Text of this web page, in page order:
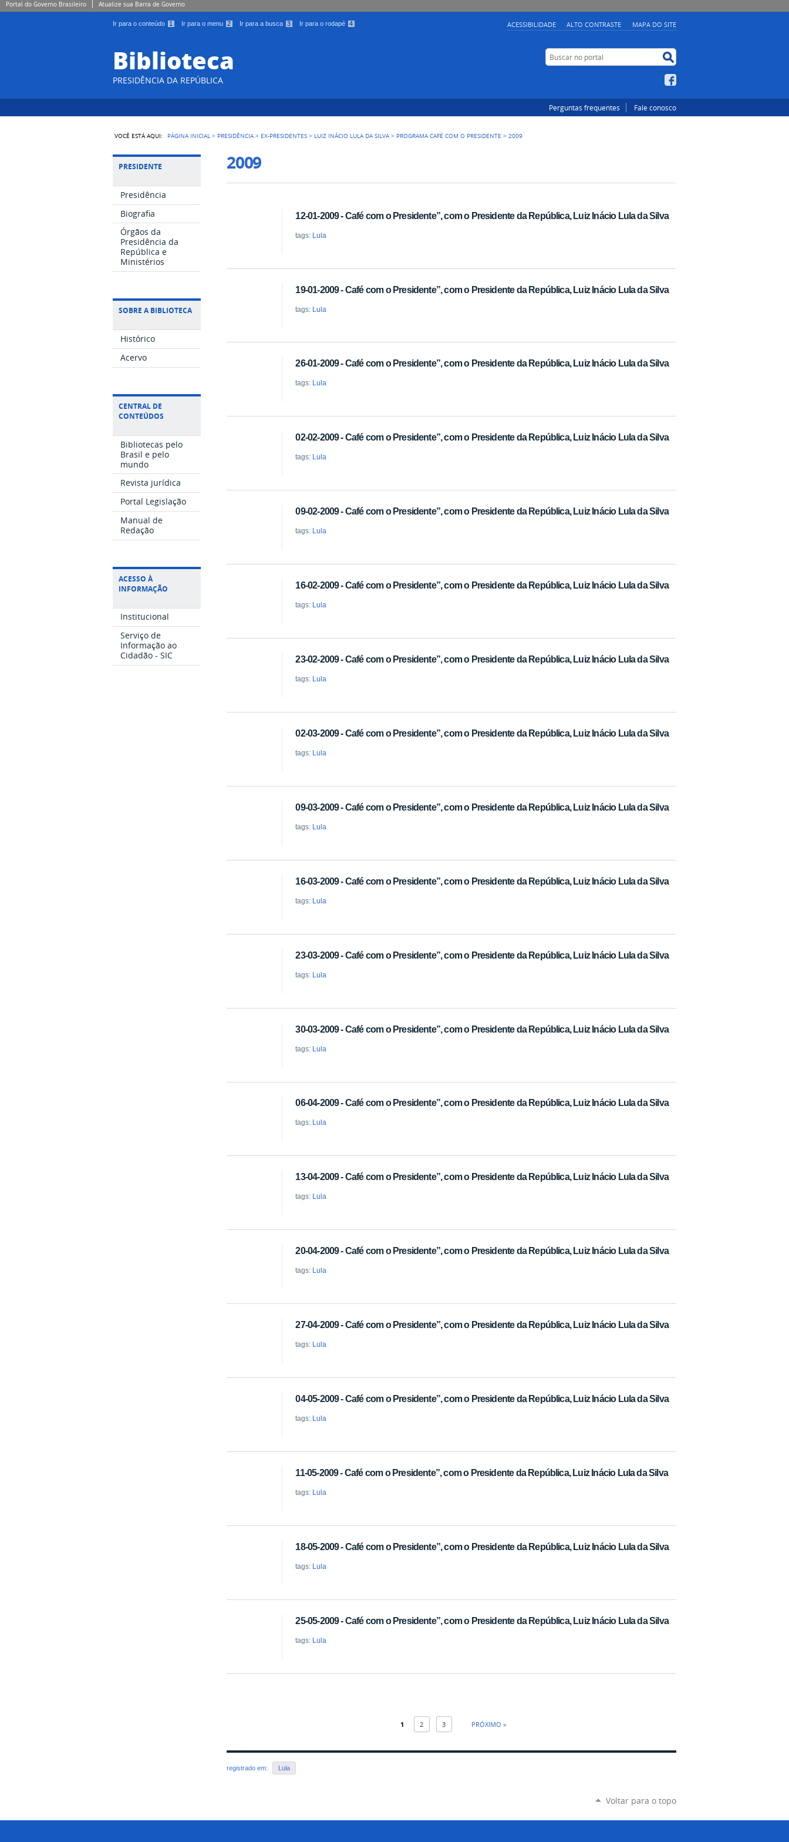
Portal do Governo Brasileiro Atualize sua Barra de Governo
Ir para o conteúdo 1 Ir para o menu 2 Ir para a busca 3 Ir para o rodapé 4 ACESSIBILIDADE ALTO CONTRASTE MAPA DO SITE
Biblioteca
PRESIDÊNCIA DA REPÚBLICA
Buscar no portal
Perguntas frequentes Fale conosco
VOCÊ ESTÁ AQUI: PÁGINA INICIAL > PRESIDÊNCIA > EX-PRESIDENTES > LUIZ INÁCIO LULA DA SILVA > PROGRAMA CAFÉ COM O PRESIDENTE >2009
PRESIDENTE
Presidência
Biografia
Órgãos da
Presidência da
República e
Ministérios
SOBRE A BIBLIOTECA
Histórico
Acervo
CENTRAL DE
CONTEÚDOS
Bibliotecas pelo
Brasil e pelo
mundo
Revista jurídica
Portal Legislação
Manual de
Redação
ACESSO À
INFORMAÇÃO
Institucional
Serviço de
Informação ao
Cidadão - SIC
2009
12-01-2009 - Café com o Presidente”, com o Presidente da República, Luiz Inácio Lula da Silva
tags: Lula
19-01-2009 - Café com o Presidente”, com o Presidente da República, Luiz Inácio Lula da Silva
tags: Lula
26-01-2009 - Café com o Presidente”, com o Presidente da República, Luiz Inácio Lula da Silva
tags: Lula
02-02-2009 - Café com o Presidente”, com o Presidente da República, Luiz Inácio Lula da Silva
tags: Lula
09-02-2009 - Café com o Presidente”, com o Presidente da República, Luiz Inácio Lula da Silva
tags: Lula
16-02-2009 - Café com o Presidente”, com o Presidente da República, Luiz Inácio Lula da Silva
tags: Lula
23-02-2009 - Café com o Presidente”, com o Presidente da República, Luiz Inácio Lula da Silva
tags: Lula
02-03-2009 - Café com o Presidente”, com o Presidente da República, Luiz Inácio Lula da Silva
tags: Lula
09-03-2009 - Café com o Presidente”, com o Presidente da República, Luiz Inácio Lula da Silva
tags: Lula
16-03-2009 - Café com o Presidente”, com o Presidente da República, Luiz Inácio Lula da Silva
tags: Lula
23-03-2009 - Café com o Presidente”, com o Presidente da República, Luiz Inácio Lula da Silva
tags: Lula
30-03-2009 - Café com o Presidente”, com o Presidente da República, Luiz Inácio Lula da Silva
tags: Lula
06-04-2009 - Café com o Presidente”, com o Presidente da República, Luiz Inácio Lula da Silva
tags: Lula
13-04-2009 - Café com o Presidente”, com o Presidente da República, Luiz Inácio Lula da Silva
tags: Lula
20-04-2009 - Café com o Presidente”, com o Presidente da República, Luiz Inácio Lula da Silva
tags: Lula
27-04-2009 - Café com o Presidente”, com o Presidente da República, Luiz Inácio Lula da Silva
tags: Lula
04-05-2009 - Café com o Presidente”, com o Presidente da República, Luiz Inácio Lula da Silva
tags: Lula
11-05-2009 - Café com o Presidente”, com o Presidente da República, Luiz Inácio Lula da Silva
tags: Lula
18-05-2009 - Café com o Presidente”, com o Presidente da República, Luiz Inácio Lula da Silva
tags: Lula
25-05-2009 - Café com o Presidente”, com o Presidente da República, Luiz Inácio Lula da Silva
tags: Lula
1 2 3 PRÓXIMO »
registrado em: Lula
Voltar para o topo